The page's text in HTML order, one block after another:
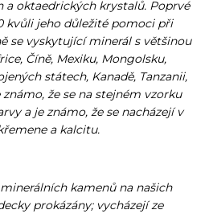
oktaedrických krystalů. Poprvé
kvůli jeho důležité pomoci při
se vyskytující minerál s většinou
Číně, Mexiku, Mongolsku,
státech, Kanadě, Tanzanii,
že se na stejném vzorku
a je známo, že se nacházejí v
a kalcitu.
kamenů na našich
prokázány; vycházejí ze